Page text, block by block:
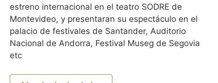
estreno internacional en el teatro SODRE de
Montevideo, y presentaran su espectáculo en el
palacio de festivales de Santander, Auditorio
Nacional de Andorra, Festival Museg de Segovia
etc